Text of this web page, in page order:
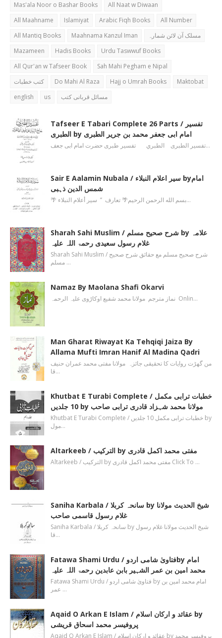
Mas'ala Noor o Bashar Books
All Naat w Diwaan
All Maahname
Islamiyat Arabic Fiqh Books
All Number
All Mantiq Books
Maahnama Kanzul Iman
مسلک آن لائن شمارہ
Mazameen
Hadis Books
Urdu Taswwuf Books
All Qur'an w Tafseer Book
Sah Mahi Pegham e Nipal
کتب خطبات
Do Mahi Al Raza Hajj o Umrah Books
Maktobat
english
us مسائل قربانی کتب
Tafseer E Tabari Complete 26 Parts / تفسیر
الطبری by امام ابی جعفر محمد بن جریر الطبری
تفسیر الطبری الطبري تفسیر طبری حضرت امام ابی جعف…
Sair E Aalamin Nubala / سیر اعلام النبلاء byامام
شمس الدین ذہبی
🌴 بسم الله الرحمن الرحیم🌴 تعارف ’’ سیر أعلام النبلاء…
Sharah Sahi Muslim / شرح صحیح مسلم by علامہ
غلام رسول سعیدی رحمۃ اللہ علیہ
Sharah Sahi Muslim / شرح صحیح مسلم مع حقائق شرح صحیح
مسلم …
Namaz By Maolana Shafi Okarvi
نماز مترجم مولانا محمد شفیع اوکاڑوی علیہ الرحمہ Onlin…
Man Gharat Riwayat Ka Tehqiqi Jaiza By
Allama Mufti Imran Hanif Al Madina Qadri
من گھڑت روایات کا تحقیقی جائزہ مولانا مفتی محمد عمران حنیف
قا…
Khutbat E Turabi Complete / خطبات ترابی مکمل
10 جلدیں by مولانا محمد شہزاد قادری ترابی صاحب
Khutbat E Turabi Complete / خطبات ترابی مکمل 10 جلدیں by
مول…
Altarkeeb / الترکیب by مفتی محمد اکمل قادری
Altarkeeb / الترکیب by مفتی محمد اکمل قادری Click To …
Saniha Karbala / سانحہ کربلا by شیخ الحدیث مولانا
غلام رسول قاسمی صاحب
Saniha Karbala / سانحہ کربلا by شیخ الحدیث مولانا غلام رسول
قا…
Fatawa Shami Urdu / فتاویٰ شامی اردوby امام
محمد امین بن عمر الشہیر بابن عابدین رحمۃ اللہ علیہ
Fatawa Shami Urdu / فتاویٰ شامی اردو by امام محمد امین بن
عمر …
Aqaid O Arkan E Islam / عقائد و ارکان اسلام by
پروفیسر محمد اسحاق قریشی
Aqaid O Arkan E Islam / عقائد و ارکان اسلام by پروفیسر محمد